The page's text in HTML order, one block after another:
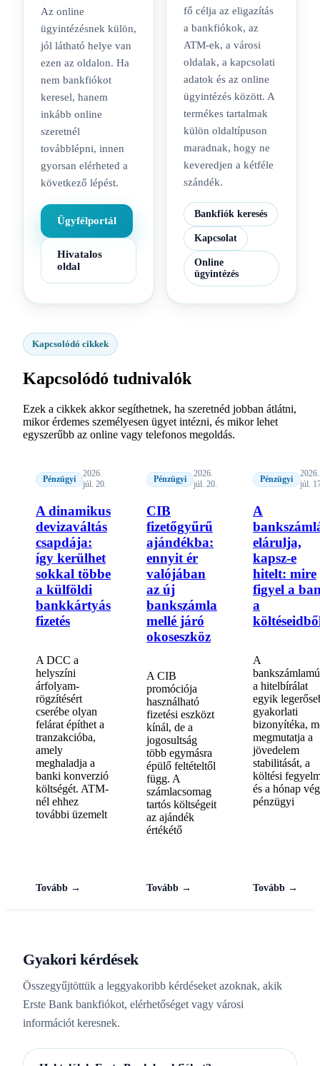
Az online
ügyintézésnek külön,
jól látható helye van
ezen az oldalon. Ha
nem bankfiókot
keresel, hanem
inkább online
szeretnél
továbblépni, innen
gyorsan elérheted a
következő lépést.
Ügyfélportál
Hivatalos
oldal
fő célja az eligazítás
a bankfiókok, az
ATM-ek, a városi
oldalak, a kapcsolati
adatok és az online
ügyintézés között. A
termékes tartalmak
külön oldaltípuson
maradnak, hogy ne
keveredjen a kétféle
szándék.
Bankfiók keresés
Kapcsolat
Online
ügyintézés
Kapcsolódó cikkek
Kapcsolódó tudnivalók
Ezek a cikkek akkor segíthetnek, ha szeretnéd jobban átlátni,
mikor érdemes személyesen ügyet intézni, és mikor lehet
egyszerűbb az online vagy telefonos megoldás.
Pénzügyi
2026.
júl. 20.
A dinamikus
devizaváltás
csapdája:
így kerülhet
sokkal többe
a külföldi
bankkártyás
fizetés
A DCC a
helyszíni
árfolyam-
rögzítésért
cserébe olyan
felárat építhet a
tranzakcióba,
amely
meghaladja a
banki konverzió
költségét. ATM-
nél ehhez
további üzemelt
Tovább →
Pénzügyi
2026.
júl. 20.
CIB
fizetőgyűrű
ajándékba:
ennyit ér
valójában
az új
bankszámla
mellé járó
okoseszköz
A CIB
promóciója
használható
fizetési eszközt
kínál, de a
jogosultság
több egymásra
épülő feltételtől
függ. A
számlacsomag
tartós költségeit
az ajándék
értékétő
Tovább →
Pénzügyi
2026.
júl.
A
elárulja,
kapsz-e
hitelt: mire
figyel a
a
A
a hitelbírálat
egyik
gyakorlati
bizonyítéka,
megmutatja a
jövedelem
stabilitását, a
költési
és a hónap
pénzügyi
Tovább →
Gyakori kérdések
Összegyűjtöttük a leggyakoribb kérdéseket azoknak, akik
Erste Bank bankfiókot, elérhetőséget vagy városi
információt keresnek.